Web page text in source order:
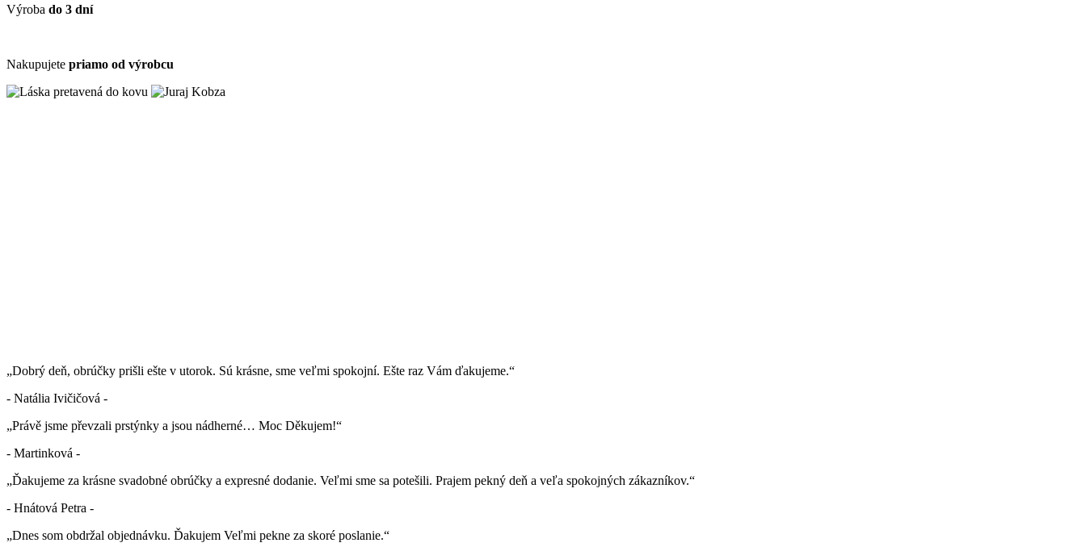
Výroba do 3 dní
Nakupujete priamo od výrobcu
„Dobrý deň, obrúčky prišli ešte v utorok. Sú krásne, sme veľmi spokojní. Ešte raz Vám ďakujeme.“
- Natália Ivičičová -
„Právě jsme převzali prstýnky a jsou nádherné… Moc Děkujem!“
- Martinková -
„Ďakujeme za krásne svadobné obrúčky a expresné dodanie. Veľmi sme sa potešili. Prajem pekný deň a veľa spokojných zákazníkov.“
- Hnátová Petra -
„Dnes som obdržal objednávku. Ďakujem Veľmi pekne za skoré poslanie.“